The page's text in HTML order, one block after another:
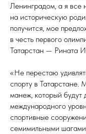
Ленинградом, а я все
на историческую
получится, мое
в честь первого
Татарстан — Рината
«Не перестаю
спорту в Татарстане.
манеж, который будут
международного
спортивные
семимильными